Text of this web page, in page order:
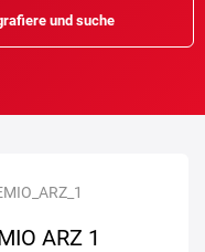
und suche
ARZ 1